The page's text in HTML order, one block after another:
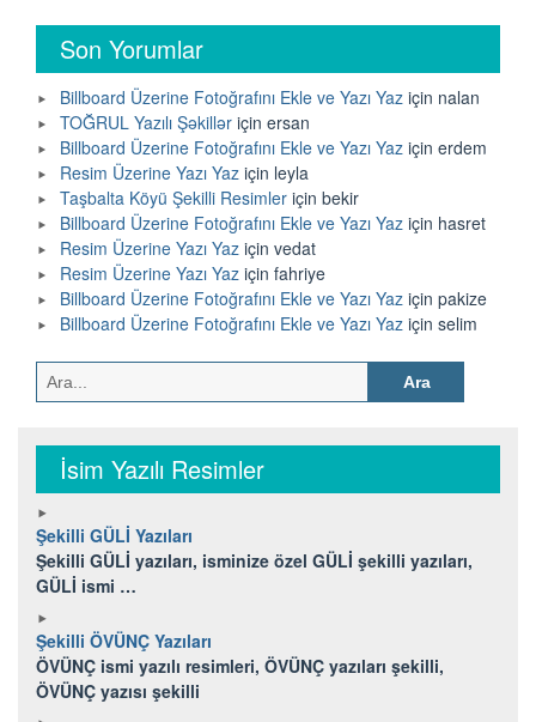
Son Yorumlar
Billboard Üzerine Fotoğrafını Ekle ve Yazı Yaz için nalan
TOĞRUL Yazılı Şəkillər için ersan
Billboard Üzerine Fotoğrafını Ekle ve Yazı Yaz için erdem
Resim Üzerine Yazı Yaz için leyla
Taşbalta Köyü Şekilli Resimler için bekir
Billboard Üzerine Fotoğrafını Ekle ve Yazı Yaz için hasret
Resim Üzerine Yazı Yaz için vedat
Resim Üzerine Yazı Yaz için fahriye
Billboard Üzerine Fotoğrafını Ekle ve Yazı Yaz için pakize
Billboard Üzerine Fotoğrafını Ekle ve Yazı Yaz için selim
Arama:
İsim Yazılı Resimler
Şekilli GÜLİ Yazıları
Şekilli GÜLİ yazıları, isminize özel GÜLİ şekilli yazıları,
GÜLİ ismi …
Şekilli ÖVÜNÇ Yazıları
ÖVÜNÇ ismi yazılı resimleri, ÖVÜNÇ yazıları şekilli,
ÖVÜNÇ yazısı şekilli